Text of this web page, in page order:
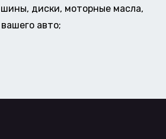
диски, моторные масла,
авто;